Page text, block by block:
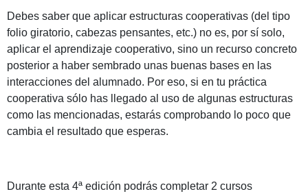
Debes saber que aplicar estructuras cooperativas (del tipo
folio giratorio, cabezas pensantes, etc.) no es, por sí solo,
aplicar el aprendizaje cooperativo, sino un recurso concreto
posterior a haber sembrado unas buenas bases en las
interacciones del alumnado. Por eso, si en tu práctica
cooperativa sólo has llegado al uso de algunas estructuras
como las mencionadas, estarás comprobando lo poco que
cambia el resultado que esperas.
Durante esta 4ª edición podrás completar 2 cursos